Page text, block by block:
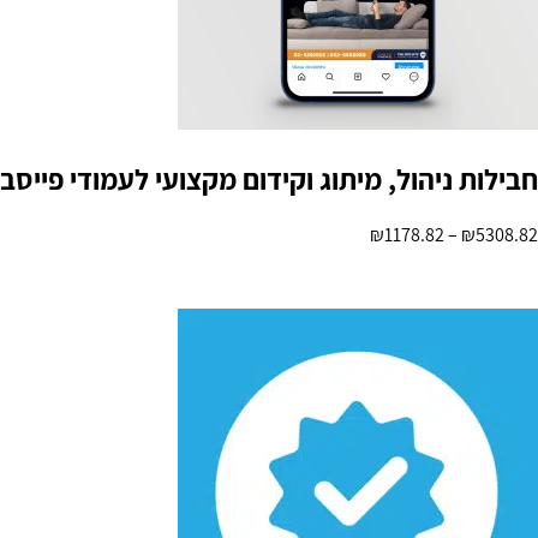
חבילות ניהול, מיתוג וקידום מקצועי לעמודי
₪1178.82– ₪5308.82